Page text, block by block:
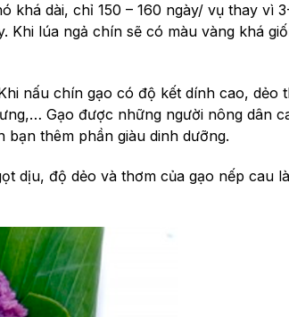
dài, chỉ 150 – 160 ngày/ vụ thay vì
lúa ngả chín sẽ có màu vàng khá
nấu chín gạo có độ kết dính cao, dẻo
Gạo được những người nông dân
thêm phần giàu dinh dưỡng.
dịu, độ dẻo và thơm của gạo nếp cau